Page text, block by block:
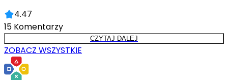
4.47
15 Komentarzy
CZYTAJ DALEJ
ZOBACZ WSZYSTKIE